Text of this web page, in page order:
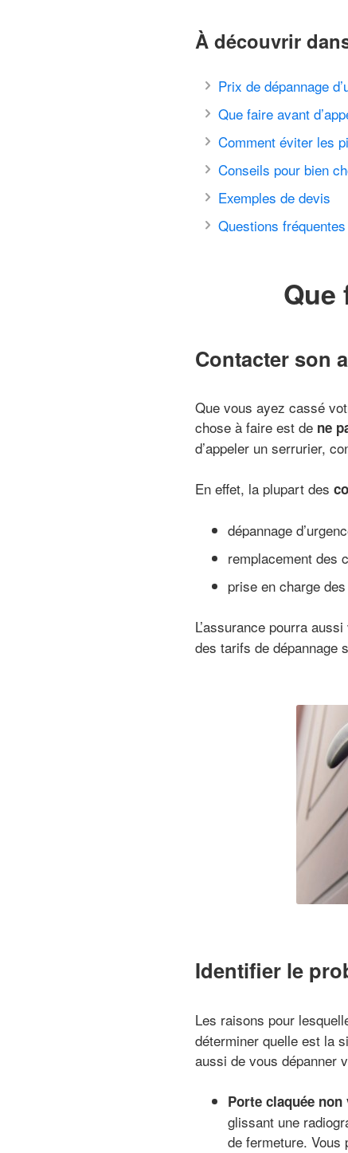
À découvrir
Prix de dépannage
Que faire avant
Comment éviter les
Conseils pour bien
Exemples de devis
Questions
Que
Contacter son
Que vous ayez cassé
chose à faire est de ne
d’appeler un serrurier,
En effet, la plupart des
dépannage
remplacement des
prise en charge
L’assurance pourra
des tarifs de dépannage
Identifier le
Les raisons pour
déterminer quelle est la
aussi de vous dépanner
Porte claquée
glissant une
de fermeture. Vous